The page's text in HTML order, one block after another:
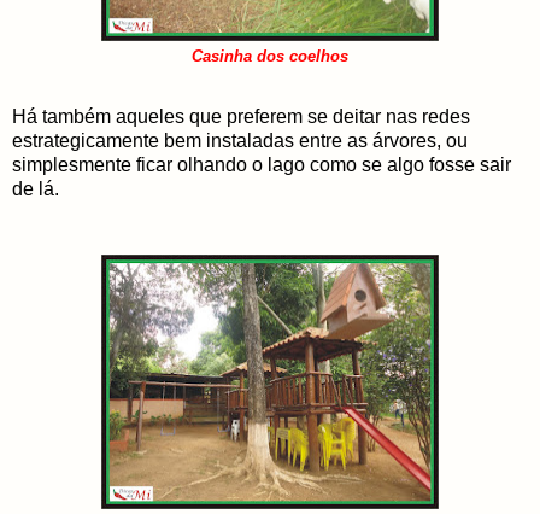
Casinha dos coelhos
Há também aqueles que preferem se deitar nas redes
estrategicamente bem instaladas entre as árvores, ou
simplesmente ficar olhando o lago como se algo fosse sair
de lá.